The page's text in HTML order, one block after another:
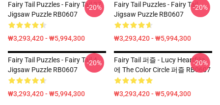
Fairy Tail Puzzles - Fairy Tail 37
Jigsaw Puzzle RB0607
₩3,293,420 - ₩5,994,300
-20%
Fairy Tail Puzzles - Fairy Tail
Jigsaw Puzzle RB0607
₩3,293,420 - ₩5,994,300
-20%
Fairy Tail Puzzles - Fairy Tail 4
Jigsaw Puzzle RB0607
₩3,293,420 - ₩5,994,300
-20%
Fairy Tail 퍼즐 - Lucy Heartfilia
에 The Color Circle 퍼즐 RB0607
₩3,293,420 - ₩5,994,300
-20%